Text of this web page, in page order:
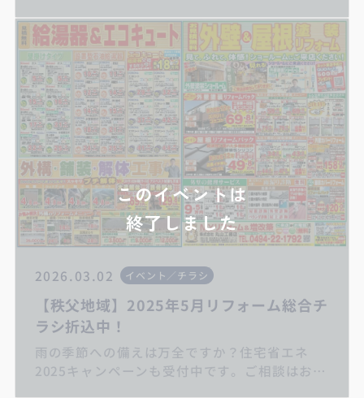
相談・お見積り無料です。ご家族皆様でのご来
場をお待ちしています いつもありがとうご
ざいます。埼玉県秩父/深谷地域のリフォーム・
増改築・リノベーションは丸山工務店へお任せ
ください！
2026.03.02 イベント／チラシ
【秩父地域】2025年5月リフォーム総合チ
ラシ折込中！
雨の季節への備えは万全ですか？住宅省エネ
2025キャンペーンも受付中です。ご相談はお早
このイベントは
終了しました